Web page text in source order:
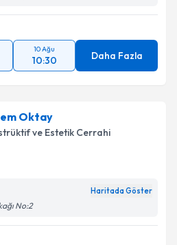
10 Ağu
10:30 Daha Fazla
Oktay
ve Estetik Cerrahi
Haritada Göster
No:2